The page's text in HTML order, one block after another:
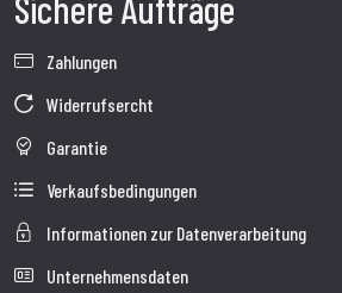
Zahlungen
Widerrufsercht
Garantie
Verkaufsbedingungen
Informationen zur Datenverarbeitung
Unternehmensdaten